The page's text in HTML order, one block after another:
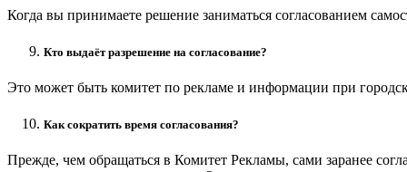
Когда вы принимаете решение заниматься согласованием
Кто выдаёт разрешение на согласование?
Это может быть комитет по рекламе и информации при
Как сократить время согласования?
Прежде, чем обращаться в Комитет Рекламы, сами заранее